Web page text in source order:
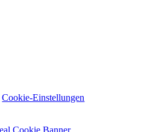
Cookie-Einstellungen
Cookie Banner